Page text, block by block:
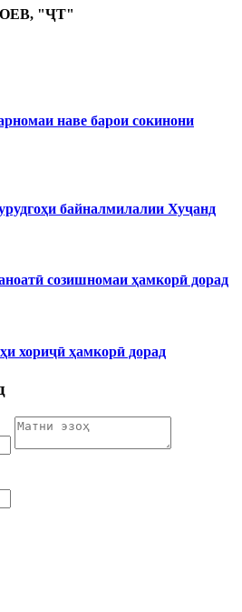
"ҶТ"
наве барои сокинони
байналмилалии Хуҷанд
созишномаи ҳамкорӣ дорад
хориҷӣ ҳамкорӣ дорад